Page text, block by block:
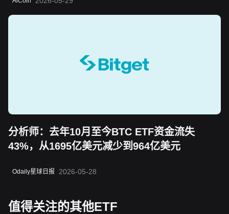
分析师：去年10月至今BTC ETF资金流失
43%，从1695亿美元减少到964亿美元
Odaily星球日报 2026-05-28
值得关注的其他ETF